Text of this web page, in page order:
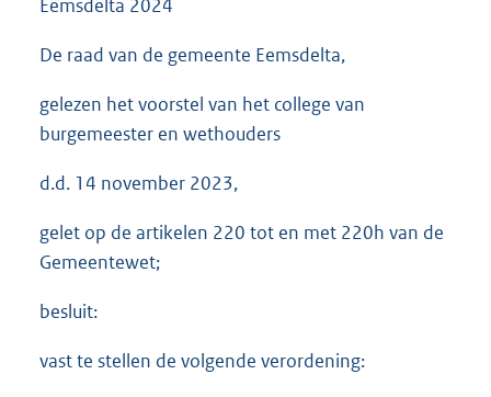
Eemsdelta 2024
De raad van de gemeente Eemsdelta,
gelezen het voorstel van het college van
burgemeester en wethouders
d.d. 14 november 2023,
gelet op de artikelen 220 tot en met 220h van de
Gemeentewet;
besluit:
vast te stellen de volgende verordening: